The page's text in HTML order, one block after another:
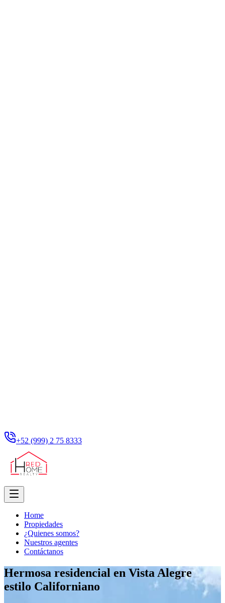
+52 (999) 2 75 8333
Home
Propiedades
¿Quienes somos?
Nuestros agentes
Contáctanos
Hermosa residencial en Vista Alegre
estilo Californiano